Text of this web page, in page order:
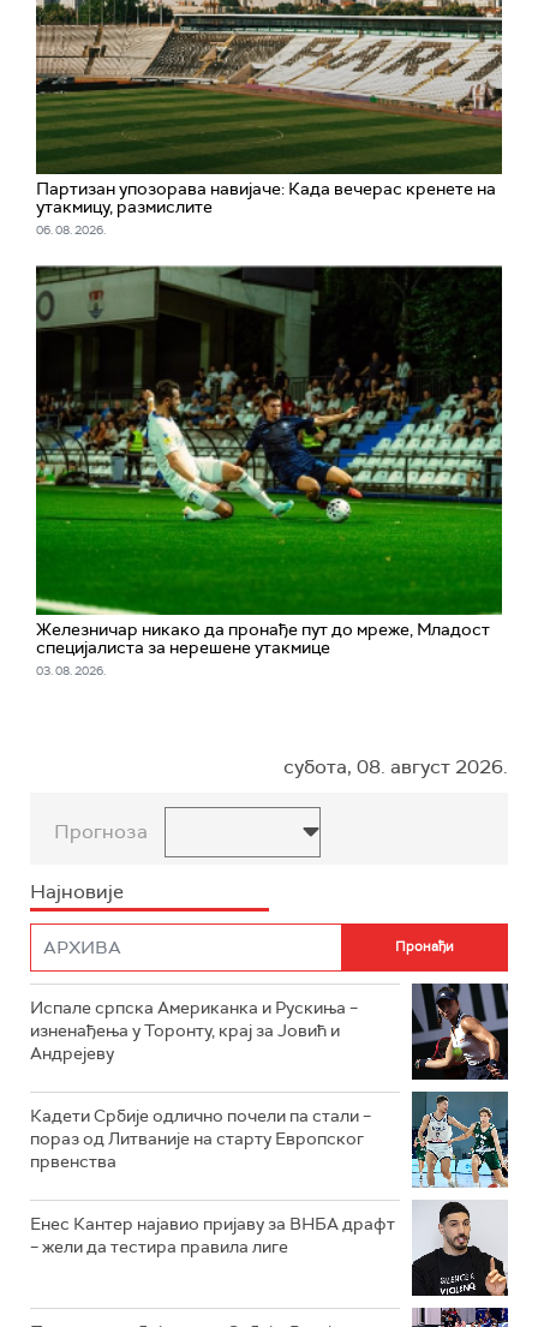
Партизан упозорава навијаче: Када вечерас кренете на
утакмицу, размислите
06. 08. 2026.
Железничар никако да пронађе пут до мреже, Младост
специјалиста за нерешене утакмице
03. 08. 2026.
субота, 08. август 2026.
Прогноза
Најновије
Испале српска Американка и Рускиња –
изненађења у Торонту, крај за Јовић и
Андрејеву
Кадети Србије одлично почели па стали –
пораз од Литваније на старту Европског
првенства
Енес Кантер најавио пријаву за ВНБА драфт
– жели да тестира правила лиге